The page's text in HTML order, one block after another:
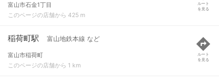
富山市石金1丁目
このページの店舗から 425 m
ルート
を見る
稲荷町駅 富山地鉄本線 など
富山市稲荷町
このページの店舗から 1 km
ルート
を見る